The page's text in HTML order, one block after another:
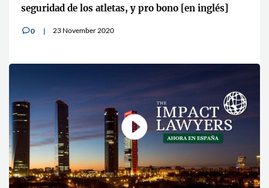
seguridad de los atletas, y pro bono [en inglés]
v0 23 November 2020